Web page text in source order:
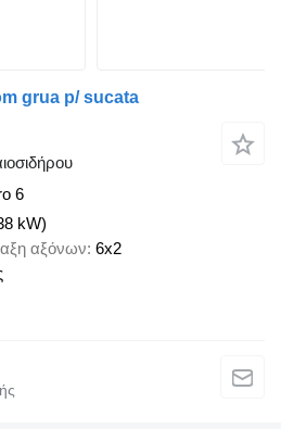
grua p/ sucata
6
kW)
αξόνων 6x2